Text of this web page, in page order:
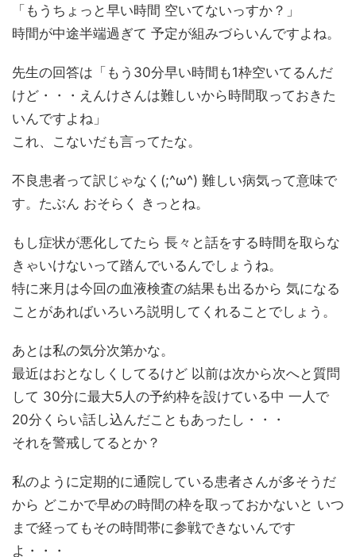
「もうちょっと早い時間 空いてないっすか？」
時間が中途半端過ぎて 予定が組みづらいんですよね。
先生の回答は「もう30分早い時間も1枠空いてるんだ
けど・・・えんけさんは難しいから時間取っておきた
いんですよね」
これ、こないだも言ってたな。
不良患者って訳じゃなく(;^ω^) 難しい病気って意味で
す。たぶん おそらく きっとね。
もし症状が悪化してたら 長々と話をする時間を取らな
きゃいけないって踏んでいるんでしょうね。
特に来月は今回の血液検査の結果も出るから 気になる
ことがあればいろいろ説明してくれることでしょう。
あとは私の気分次第かな。
最近はおとなしくしてるけど 以前は次から次へと質問
して 30分に最大5人の予約枠を設けている中 一人で
20分くらい話し込んだこともあったし・・・
それを警戒してるとか？
私のように定期的に通院している患者さんが多そうだ
から どこかで早めの時間の枠を取っておかないと いつ
まで経ってもその時間帯に参戦できないんです
よ・・・